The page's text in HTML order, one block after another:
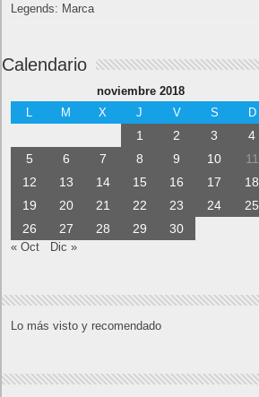
Legends: Marca
Calendario
noviembre 2018
M X J V S D
1 2 3
4
5
6 7 8 9 10
11
12
13 14 15 16 17
18
19
20 21 22 23 24
25
26
27 28 29 30
« Oct Dic »
Lo más visto y recomendado